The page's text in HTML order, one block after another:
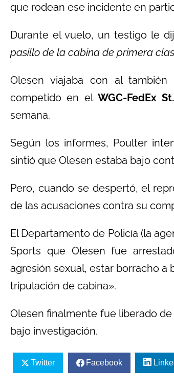
que rodean ese incidente en
Durante el vuelo, un testigo le
pasillo de la cabina de primera
Olesen viajaba con al
competido en el WGC-FedEx
semana.
Según los informes, Poulter
sintió que Olesen estaba bajo
Pero, cuando se despertó, el
de las acusaciones contra su
El Departamento de Policía (la
Sports que Olesen fue
agresión sexual, estar borracho a
tripulación de cabina».
Olesen finalmente fue liberado
bajo investigación.
Twitter Facebook